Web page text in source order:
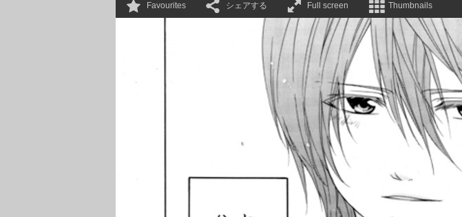
Favourites シェアする Full screen Thumbnails